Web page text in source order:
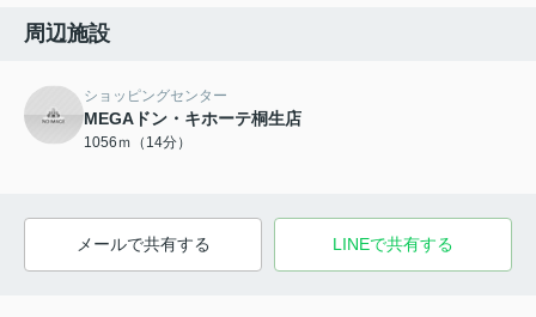
周辺施設
ショッピングセンター
MEGAドン・キホーテ桐生店
1056ｍ（14分）
メールで共有する LINEで共有する